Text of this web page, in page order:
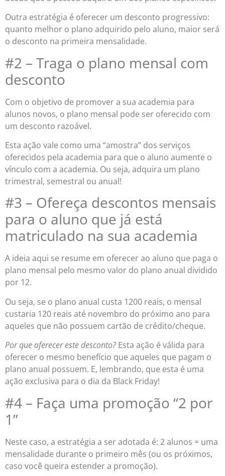
Outra estratégia é oferecer um desconto progressivo:
quanto melhor o plano adquirido pelo aluno, maior será
o desconto na primeira mensalidade.
#2 – Traga o plano mensal com
desconto
Com o objetivo de promover a sua academia para
alunos novos, o plano mensal pode ser oferecido com
um desconto razoável.
Esta ação vale como uma “amostra” dos serviços
oferecidos pela academia para que o aluno aumente o
vínculo com a academia. Ou seja, adquira um plano
trimestral, semestral ou anual!
#3 – Ofereça descontos mensais
para o aluno que já está
matriculado na sua academia
A ideia aqui se resume em oferecer ao aluno que paga o
plano mensal pelo mesmo valor do plano anual dividido
por 12.
Ou seja, se o plano anual custa 1200 reais, o mensal
custaria 120 reais até novembro do próximo ano para
aqueles que não possuem cartão de crédito/cheque.
Por que oferecer este desconto? Esta ação é válida para
oferecer o mesmo benefício que aqueles que pagam o
plano anual possuem. E, lembrando, que esta é uma
ação exclusiva para o dia da Black Friday!
#4 – Faça uma promoção “2 por
1”
Neste caso, a estratégia a ser adotada é: 2 alunos = uma
mensalidade durante o primeiro mês (ou os próximos,
caso você queira estender a promoção).